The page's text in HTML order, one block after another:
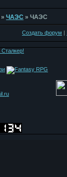
»ЧАЭС »ЧАЭС
Создать форум |